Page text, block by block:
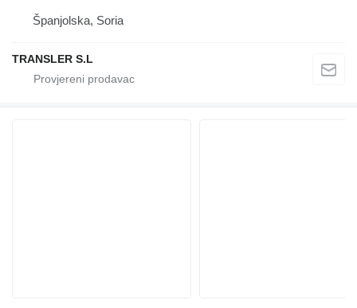
Španjolska, Soria
TRANSLER S.L